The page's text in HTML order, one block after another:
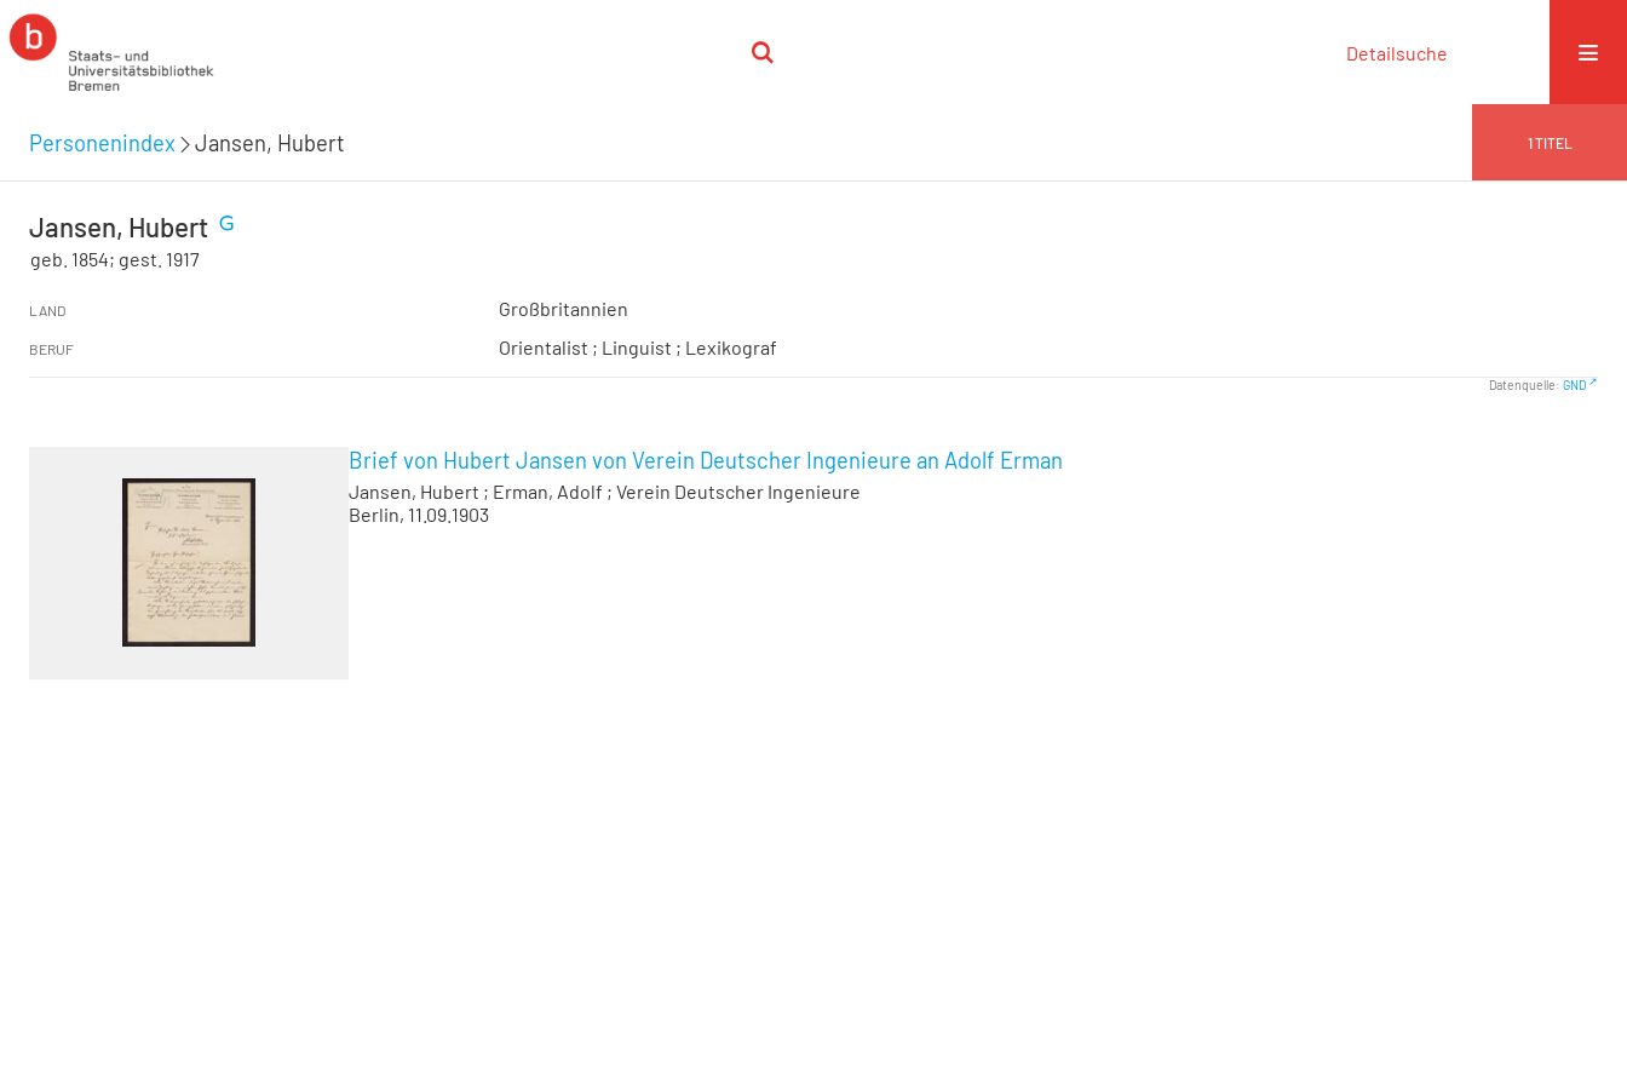
Detailsuche
Personenindex Jansen, Hubert 1TITEL
Jansen, Hubert
geb. 1854; gest. 1917
LAND Großbritannien
BERUF Orientalist ; Linguist ; Lexikograf
Datenquelle: GND
Brief von Hubert Jansen von Verein Deutscher Ingenieure an Adolf Erman
Jansen, Hubert ; Erman, Adolf ; Verein Deutscher Ingenieure
Berlin, 11.09.1903